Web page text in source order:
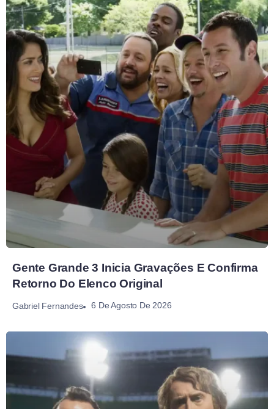
Gente Grande 3 Inicia Gravações E Confirma
Retorno Do Elenco Original
Gabriel Fernandes 6 De Agosto De 2026